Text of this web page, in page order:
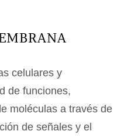
celulares y
de funciones,
moléculas a través de
de señales y el